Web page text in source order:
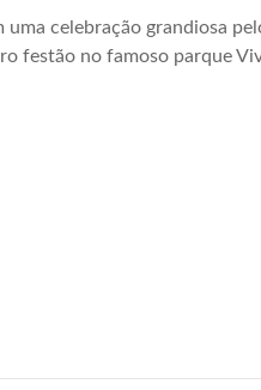
uma celebração grandiosa
festão no famoso parque